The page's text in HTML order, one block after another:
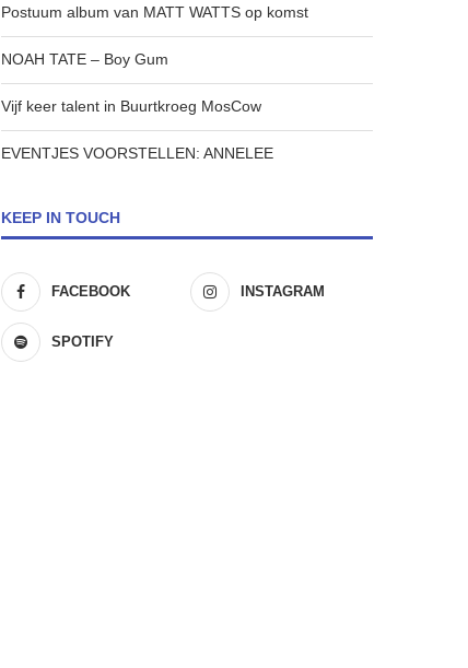
Postuum album van MATT WATTS op komst
NOAH TATE – Boy Gum
Vijf keer talent in Buurtkroeg MosCow
EVENTJES VOORSTELLEN: ANNELEE
KEEP IN TOUCH
FACEBOOK INSTAGRAM
SPOTIFY